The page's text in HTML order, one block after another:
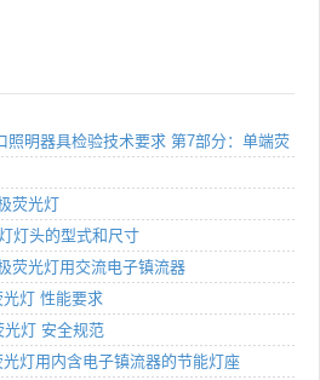
明器具检验技术要求 第7部分：单端荧
荧光灯
灯头的型式和尺寸
荧光灯用交流电子镇流器
灯 性能要求
灯 安全规范
灯用内含电子镇流器的节能灯座